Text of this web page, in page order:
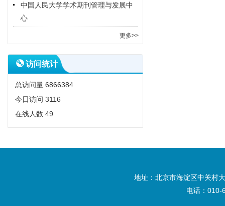
中国人民大学学术期刊管理与发展中
心
更多>>
访问统计
总访问量 6866384
今日访问 3116
在线人数 49
地址：北京市海淀区中关村
电话：